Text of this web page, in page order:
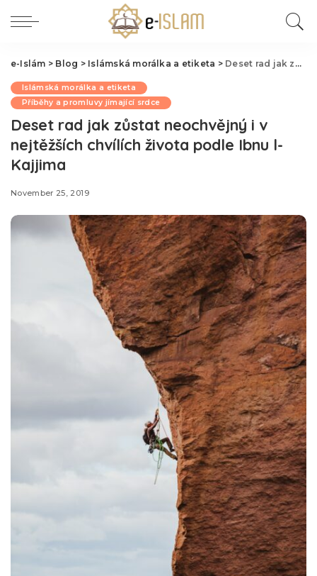
e-Islám > Blog > Islámská morálka a etiketa > Deset rad jak zůstat neochvějný i v nejtěžších chvílích života podle Ibnu l-Kajjima
Islámská morálka a etiketa
Příběhy a promluvy jímající srdce
Deset rad jak zůstat neochvějný i v
nejtěžších chvílích života podle Ibnu l-
Kajjima
November 25, 2019